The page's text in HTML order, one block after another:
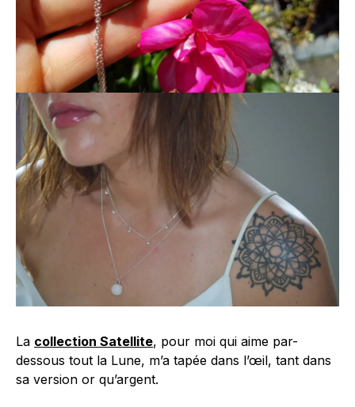
La collection Satellite, pour moi qui aime par-
dessous tout la Lune, m’a tapée dans l’œil, tant dans
sa version or qu’argent.